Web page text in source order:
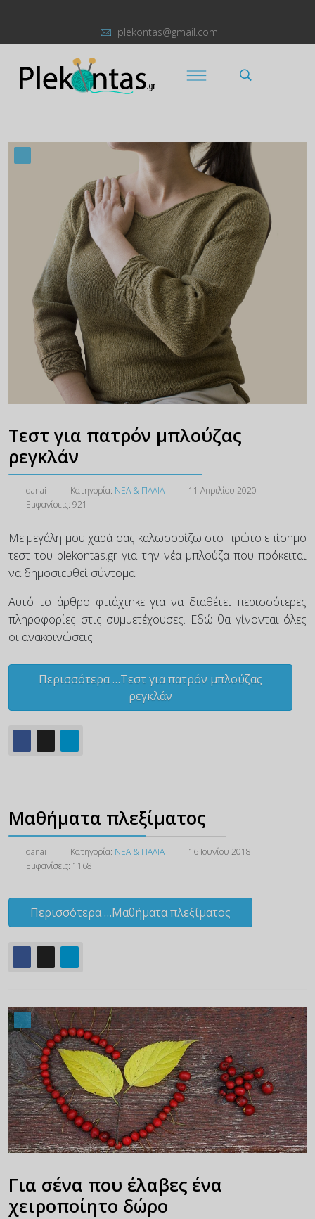
plekontas@gmail.com
Τεστ για πατρόν μπλούζας
ρεγκλάν
danai Κατηγορία: ΝΕΑ & ΠΑΛΙΑ
11 Απριλίου 2020
Εμφανίσεις: 921
Με μεγάλη μου χαρά σας καλωσορίζω στο πρώτο επίσημο
τεστ του plekontas.gr για την νέα μπλούζα που πρόκειται
να δημοσιευθεί σύντομα.
Αυτό το άρθρο φτιάχτηκε για να διαθέτει περισσότερες
πληροφορίες στις συμμετέχουσες. Εδώ θα γίνονται όλες
οι ανακοινώσεις.
Περισσότερα …Τεστ για πατρόν μπλούζας
ρεγκλάν
Μαθήματα πλεξίματος
danai Κατηγορία: ΝΕΑ & ΠΑΛΙΑ
16 Ιουνίου 2018
Εμφανίσεις: 1168
Περισσότερα …Μαθήματα πλεξίματος
Για σένα που έλαβες ένα
χειροποίητο δώρο